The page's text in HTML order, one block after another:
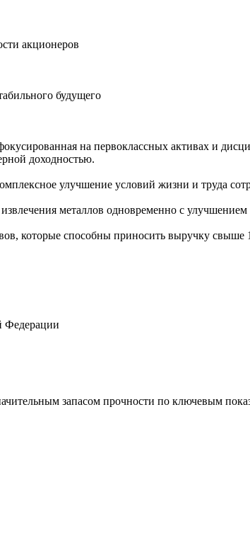
акционеров
будущего
на первоклассных активах и
доходностью.
улучшение условий жизни и труда
металлов одновременно с улучшением
которые способны приносить выручку
Федерации
запасом прочности по ключевым